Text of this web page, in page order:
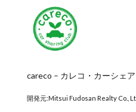
careco – カレコ・カーシェ
開発元:Mitsui Fudosan Realty Co.,